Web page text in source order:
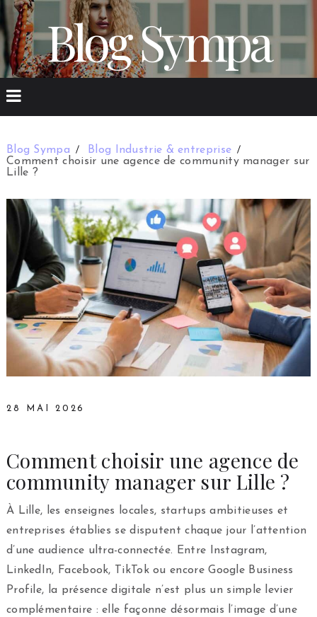
Blog Sympa
Blog Sympa
Blog Industrie & entreprise
Comment choisir une agence de community manager sur
Lille ?
28 MAI 2026
Comment choisir une agence de
community manager sur Lille ?
À Lille, les enseignes locales, startups ambitieuses et
entreprises établies se disputent chaque jour l’attention
d’une audience ultra-connectée. Entre Instagram,
LinkedIn, Facebook, TikTok ou encore Google Business
Profile, la présence digitale n’est plus un simple levier
complémentaire : elle façonne désormais l’image d’une